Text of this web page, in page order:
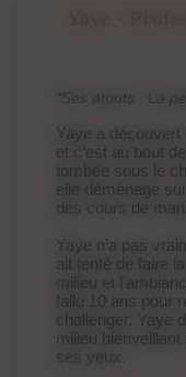
*Ses atouts : La
Yaye a découvert
et c’est au bout
tombée sous le
elle déménage
des cours de
Yaye n’a pas
ait tenté de faire
milieu et
fallu 10 ans pour
challenger. Yaye
milieu
ses yeux.